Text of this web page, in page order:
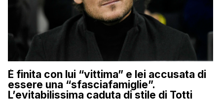
È finita con lui “vittima” e lei accusata di
essere una “sfasciafamiglie”.
L’evitabilissima caduta di stile di Totti